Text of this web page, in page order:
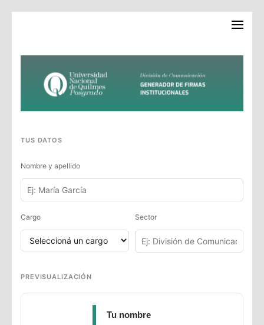
(presiona
Intro)
Secretaría de Posgrado –
UNQ
TUS DATOS
Nombre y apellido
Cargo Sector
PREVISUALIZACIÓN
Tu nombre